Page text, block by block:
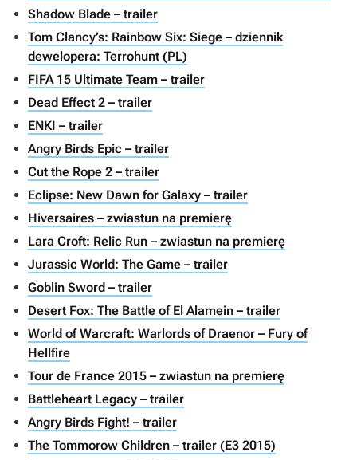
Shadow Blade – trailer
Tom Clancy’s: Rainbow Six: Siege – dziennik
dewelopera: Terrohunt (PL)
FIFA 15 Ultimate Team – trailer
Dead Effect 2 – trailer
ENKI – trailer
Angry Birds Epic – trailer
Cut the Rope 2 – trailer
Eclipse: New Dawn for Galaxy – trailer
Hiversaires – zwiastun na premierę
Lara Croft: Relic Run – zwiastun na premierę
Jurassic World: The Game – trailer
Goblin Sword – trailer
Desert Fox: The Battle of El Alamein – trailer
World of Warcraft: Warlords of Draenor – Fury of
Hellfire
Tour de France 2015 – zwiastun na premierę
Battleheart Legacy – trailer
Angry Birds Fight! – trailer
The Tommorow Children – trailer (E3 2015)